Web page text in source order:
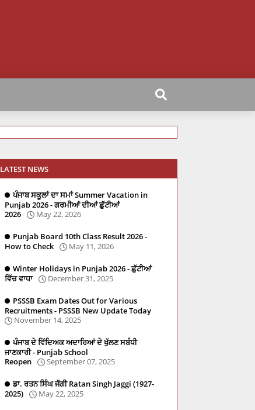
Social Studies
LATEST NEWS
ਪੰਜਾਬ ਸਕੂਲਾਂ ਦਾ ਸਮਾਂ Summer Vacation in
Punjab 2026 - ਗਰਮੀਆਂ ਦੀਆਂ ਛੁੱਟੀਆਂ
2026
May 22, 2026
Punjab Board 10th Class Result 2026 -
How to Check
May 11, 2026
Winter Holidays in Punjab 2026 - ਛੁੱਟੀਆਂ
ਵਿੱਚ ਵਾਧਾ
December 31, 2025
PSSSB Exam Dates Out for Various
Recruitments - PSSSB New Update Today
November 14, 2025
ਪੰਜਾਬ ਦੇ ਵਿੱਦਿਅਕ ਅਦਾਰਿਆਂ ਦੇ ਖੁੱਲਣ ਸਬੰਧੀ
ਜਾਣਕਾਰੀ - Punjab School
Reopen
September 07, 2025
ਡਾ. ਰਤਨ ਸਿੰਘ ਜੱਗੀ Ratan Singh Jaggi (1927-
2025)
May 22, 2025